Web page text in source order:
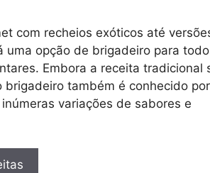
com recheios exóticos até
uma opção de brigadeiro para
Embora a receita tradicional
brigadeiro também é conhecido
variações de sabores e